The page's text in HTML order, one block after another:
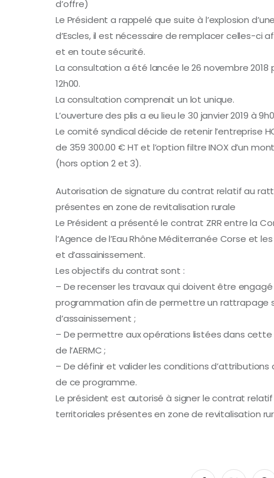
d’offre)
Le Président a rappelé que suite à l’explosion
d’Escles, il est nécessaire de remplacer celles-
et en toute sécurité.
La consultation a été lancée le 26 novembre 2018
12h00.
La consultation comprenait un lot unique.
L’ouverture des plis a eu lieu le 30 janvier 2019 à
Le comité syndical décide de retenir l’entreprise
de 359 300.00 € HT et l’option filtre INOX d’un
(hors option 2 et 3).
Autorisation de signature du contrat relatif au
présentes en zone de revitalisation rurale
Le Président a présenté le contrat ZRR entre la
l‘Agence de l’Eau Rhône Méditerranée Corse et
et d’assainissement.
Les objectifs du contrat sont :
– De recenser les travaux qui doivent être
programmation afin de permettre un rattrapage
d’assainissement ;
– De permettre aux opérations listées dans
de l’AERMC ;
– De définir et valider les conditions d’attributions
de ce programme.
Le président est autorisé à signer le contrat
territoriales présentes en zone de revitalisation